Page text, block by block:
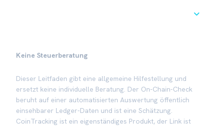
Keine Steuerberatung
Dieser Leitfaden gibt eine allgemeine Hilfestellung und
ersetzt keine individuelle Beratung. Der On-Chain-Check
beruht auf einer automatisierten Auswertung öffentlich
einsehbarer Ledger-Daten und ist eine Schätzung.
CoinTracking ist ein eigenständiges Produkt, der Link ist